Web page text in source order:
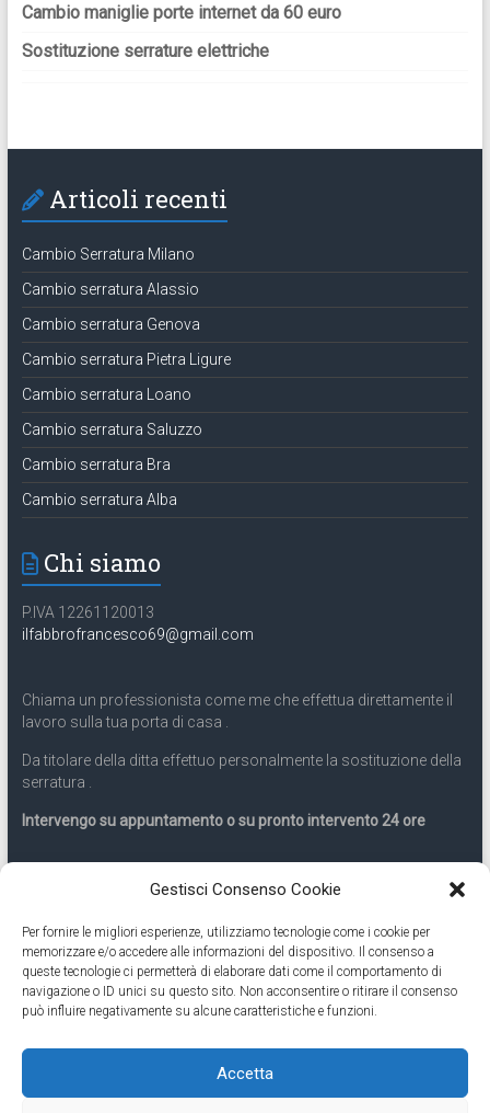
Gestisci Consenso Cookie
Per fornire le migliori esperienze, utilizziamo tecnologie come i cookie per
memorizzare e/o accedere alle informazioni del dispositivo. Il consenso a
queste tecnologie ci permetterà di elaborare dati come il comportamento di
navigazione o ID unici su questo sito. Non acconsentire o ritirare il consenso
può influire negativamente su alcune caratteristiche e funzioni.
Accetta
Cambio maniglie porte internet da 60 euro
Sostituzione serrature elettriche
Articoli recenti
Cambio Serratura Milano
Cambio serratura Alassio
Cambio serratura Genova
Cambio serratura Pietra Ligure
Cambio serratura Loano
Cambio serratura Saluzzo
Cambio serratura Bra
Cambio serratura Alba
Chi siamo
P.IVA 12261120013
ilfabbrofrancesco69@gmail.com
Chiama un professionista come me che effettua direttamente il
lavoro sulla tua porta di casa .
Da titolare della ditta effettuo personalmente la sostituzione della
serratura .
Intervengo su appuntamento o su pronto intervento 24 ore
Servizio 24 ore
Cell331.9899963
Eseguiamo anche lavori di apertura porte pronto intervento 24
ore